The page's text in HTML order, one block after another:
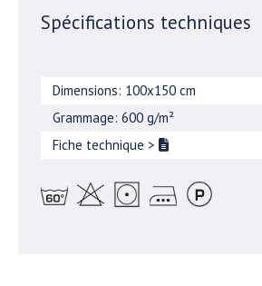
Spécifications techniques
Dimensions: 100x150 cm
Grammage: 600 g/m²
Fiche technique >